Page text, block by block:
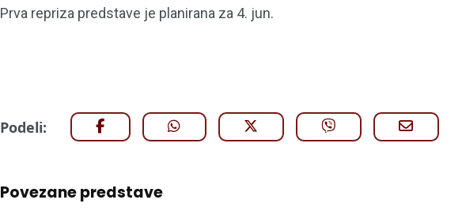
Prva repriza predstave je planirana za 4. jun.
Podeli:
Povezane predstave